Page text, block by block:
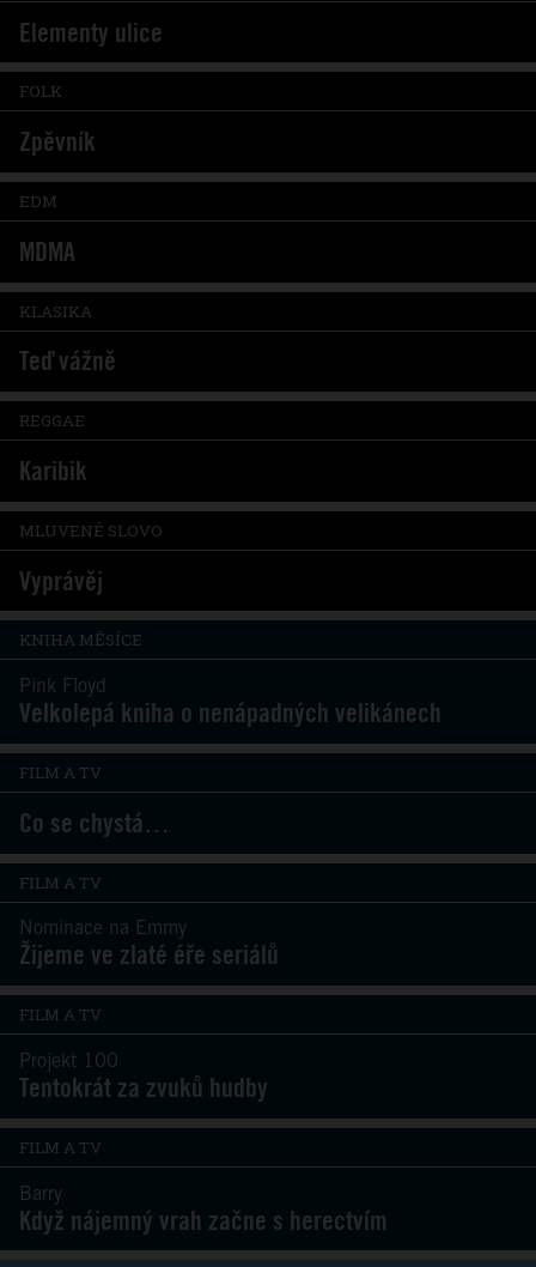
Elementy ulice
FOLK
Zpěvník
EDM
MDMA
KLASIKA
Teď vážně
REGGAE
Karibik
MLUVENÉ SLOVO
Vyprávěj
KNIHA MĚSÍCE
Pink Floyd
Velkolepá kniha o nenápadných velikánech
FILM A TV
Co se chystá…
FILM A TV
Nominace na Emmy
Žijeme ve zlaté éře seriálů
FILM A TV
Projekt 100
Tentokrát za zvuků hudby
FILM A TV
Barry
Když nájemný vrah začne s herectvím